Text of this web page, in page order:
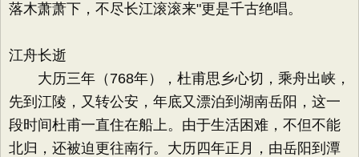
落木萧萧下，不尽长江滚滚来"更是千古绝唱。
江舟长逝
大历三年（768年），杜甫思乡心切，乘舟出峡，
先到江陵，又转公安，年底又漂泊到湖南岳阳，这一
段时间杜甫一直住在船上。由于生活困难，不但不能
北归，还被迫更往南行。大历四年正月，由岳阳到潭